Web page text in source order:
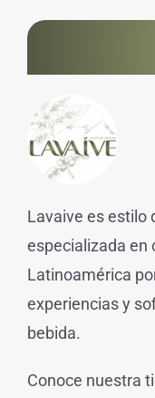
Lavaive es estilo
especializada en
Latinoamérica
experiencias y
bebida.
Conoce nuestra